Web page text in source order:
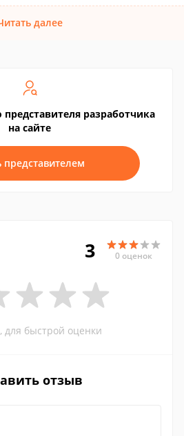
далее
разработчика
на сайте
представителем
3 0 оценок
для быстрой оценки
отзыв